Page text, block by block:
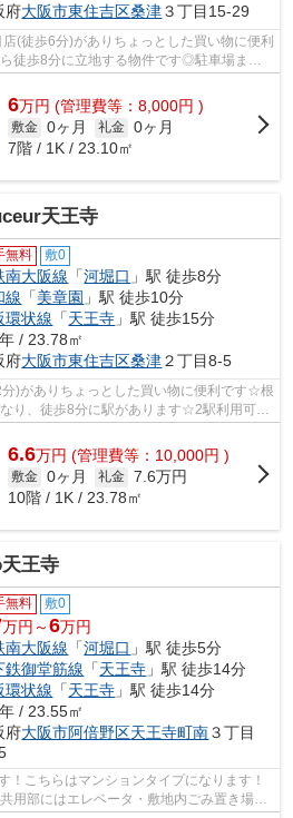
府大阪市東住吉区桑津３丁目15-29
(徒歩6分)がありちょっとした買い物に便利
徒歩8分に立地する物件です◎駐車場まで
◎共用部...
6万円 (管理費等：8,000円 )
敷金 0ヶ月 礼金 0ヶ月
7階 / 1K / 23.10㎡
天王寺
無料 敷0
南大阪線 「河堀口 」駅 徒歩8分
線 「美章園 」駅 徒歩10分
環状線 「天王寺 」駅 徒歩15分
/ 23.78㎡
府大阪市東住吉区桑津２丁目8-5
)がありちょっとした買い物に便利です☆根
り、徒歩8分に駅があります☆2駅利用可能
のが...
6.6万円 (管理費等：10,000円 )
敷金 0ヶ月 礼金 7.6万円
10階 / 1K / 23.78㎡
王寺
無料 敷0
万円～6万円
南大阪線 「河堀口 」駅 徒歩5分
鉄御堂筋線 「天王寺 」駅 徒歩14分
環状線 「天王寺 」駅 徒歩14分
/ 23.55㎡
府大阪市阿倍野区天王寺町南３丁目
！こちらはマンションタイプになります！
用部にはエレベータ・敷地内ごみ置き場な